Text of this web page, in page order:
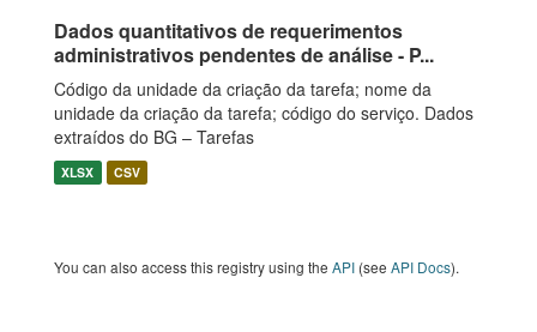
Dados quantitativos de requerimentos
administrativos pendentes de análise - P...
Código da unidade da criação da tarefa; nome da
unidade da criação da tarefa; código do serviço. Dados
extraídos do BG – Tarefas
XLSX CSV
You can also access this registry using the API (see API Docs).